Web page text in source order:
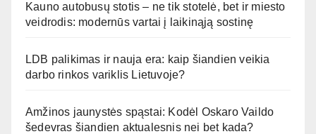
Kauno autobusų stotis – ne tik stotelė, bet ir miesto
veidrodis: modernūs vartai į laikinąją sostinę
LDB palikimas ir nauja era: kaip šiandien veikia
darbo rinkos variklis Lietuvoje?
Amžinos jaunystės spąstai: Kodėl Oskaro Vaildo
šedevras šiandien aktualesnis nei bet kada?